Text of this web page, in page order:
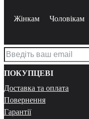
Жінкам Чоловікам
ПОКУПЦЕВІ
Доставка та оплата
Повернення
Гарантії